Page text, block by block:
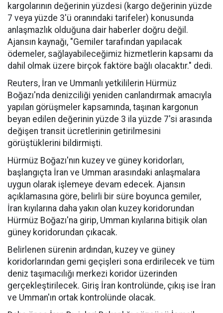
kargolarının değerinin yüzdesi (kargo değerinin yüzde
7 veya yüzde 3'ü oranındaki tarifeler) konusunda
anlaşmazlık olduğuna dair haberler doğru değil.
Ajansın kaynağı, "Gemiler tarafından yapılacak
ödemeler, sağlayabileceğimiz hizmetlerin kapsamı da
dahil olmak üzere birçok faktöre bağlı olacaktır." dedi.
Reuters, İran ve Ummanlı yetkililerin Hürmüz
Boğazı'nda denizciliği yeniden canlandırmak amacıyla
yapılan görüşmeler kapsamında, taşınan kargonun
beyan edilen değerinin yüzde 3 ila yüzde 7'si arasında
değişen transit ücretlerinin getirilmesini
görüştüklerini bildirmişti.
Hürmüz Boğazı'nın kuzey ve güney koridorları,
başlangıçta İran ve Umman arasındaki anlaşmalara
uygun olarak işlemeye devam edecek. Ajansın
açıklamasına göre, belirli bir süre boyunca gemiler,
İran kıyılarına daha yakın olan kuzey koridorundan
Hürmüz Boğazı'na girip, Umman kıyılarına bitişik olan
güney koridorundan çıkacak.
Belirlenen sürenin ardından, kuzey ve güney
koridorlarından gemi geçişleri sona erdirilecek ve tüm
deniz taşımacılığı merkezi koridor üzerinden
gerçekleştirilecek. Giriş İran kontrolünde, çıkış ise İran
ve Umman'ın ortak kontrolünde olacak.